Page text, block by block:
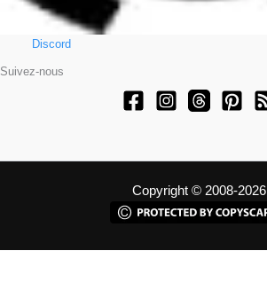
Discord
Suivez-nous
Copyright © 2008-2026